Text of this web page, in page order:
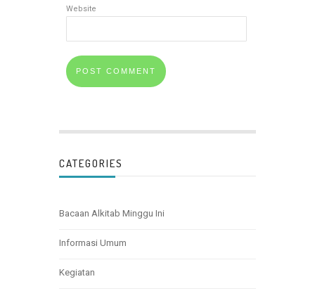
Website
CATEGORIES
Bacaan Alkitab Minggu Ini
Informasi Umum
Kegiatan